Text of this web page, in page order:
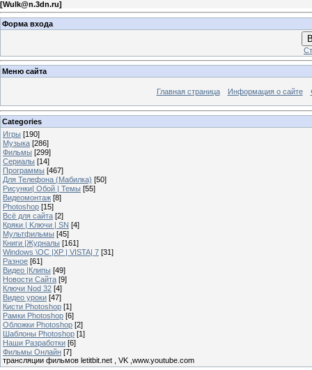
[Wulk@n.3dn.ru]
Форма входа
Меню сайта
Главная страница Информация о сайте
Categories
Игры [190]
Музыка [286]
Фильмы [299]
Сериалы [14]
Программы [467]
Для Телефона (Мабилка) [50]
Рисунки| Обой | Темы [55]
Видеомонтаж [8]
Photoshop [15]
Всё для сайта [2]
Кряки | Kлючи | SN [4]
Мультфильмы [45]
Книги |Журналы [161]
Windows \OC |XP | VISTA| 7 [31]
Разное [61]
Видео |Клипы [49]
Новости Сайта [9]
Ключи Nod 32 [4]
Видео уроки [47]
Кисти Photoshop [1]
Рамки Photoshop [6]
Обложки Photoshop [2]
Шаблоны Photoshop [1]
Наши Разработки [6]
Фильмы Онлайн [7]
трансляции фильмов letitbit.net , VK ,www.youtube.com